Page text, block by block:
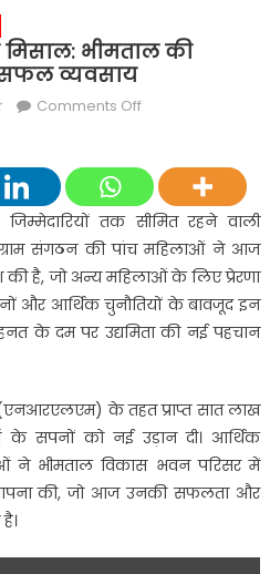
भीमताल की
व्यवसाय
Comments Offon
की
मिसाल:
भीमताल
की
महिलाओं
ने
खड़ा
व्यवसाय
तक सीमित रहने वाली
संगठन की पांच महिलाओं ने आज
की है, जो अन्य महिलाओं के लिए प्रेरणा
और आर्थिक चुनौतियों के बावजूद इन
के दम पर उद्यमिता की नई पहचान
(एनआरएलएम) के तहत प्राप्त सात लाख
को नई उड़ान दी। आर्थिक
ने भीमताल विकास भवन परिसर में
की, जो आज उनकी सफलता और